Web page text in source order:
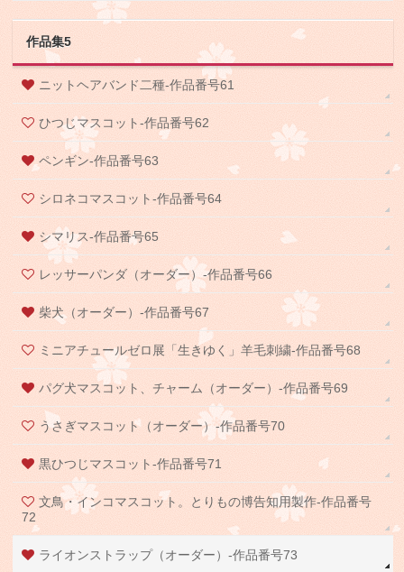
作品集5
ニットヘアバンド二種-作品番号61
ひつじマスコット-作品番号62
ペンギン-作品番号63
シロネコマスコット-作品番号64
シマリス-作品番号65
レッサーパンダ（オーダー）-作品番号66
柴犬（オーダー）-作品番号67
ミニアチュールゼロ展「生きゆく」羊毛刺繍-作品番号68
パグ犬マスコット、チャーム（オーダー）-作品番号69
うさぎマスコット（オーダー）-作品番号70
黒ひつじマスコット-作品番号71
文鳥・インコマスコット。とりもの博告知用製作-作品番号
72
ライオンストラップ（オーダー）-作品番号73